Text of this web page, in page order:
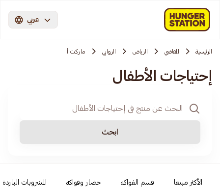
عربي
الرئيسية المقاضي الرياض الروابي ماركت أ
إحتياجات الأطفال
ابحث
الأكثر مبيعا قسم الفواكه خضار وفواكه المشروبات الباردة